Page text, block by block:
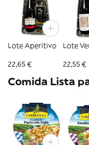
Lote Aperitivo
22,65 €
Lote
22,55 €
Comida Lista